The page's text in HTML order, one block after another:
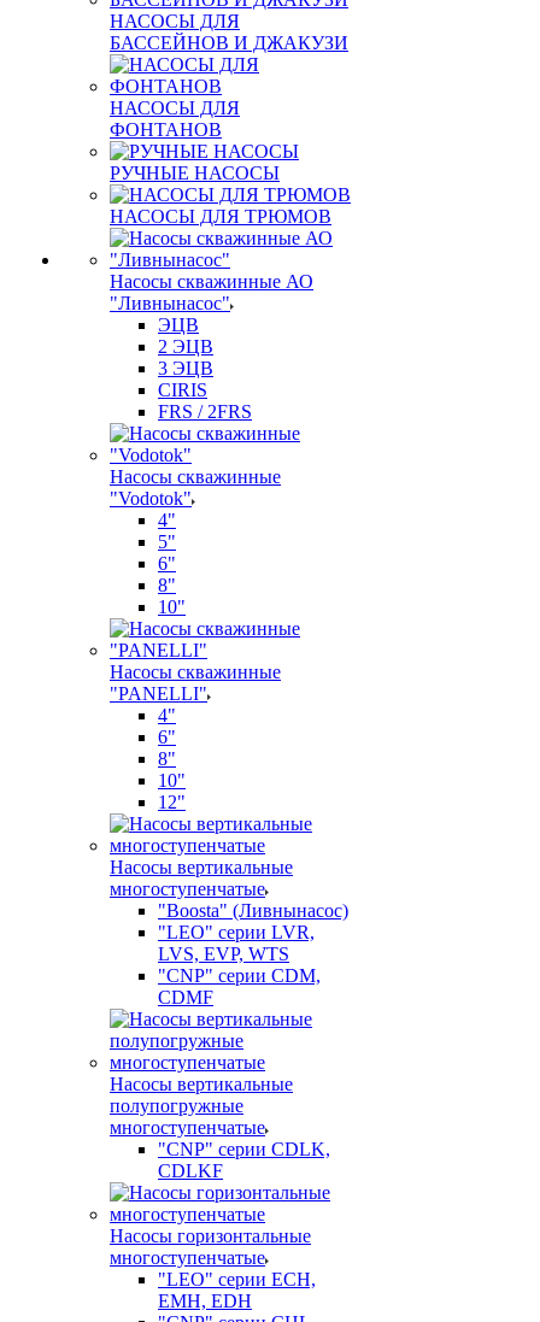
НАСОСЫ ДЛЯ
БАССЕЙНОВ И ДЖАКУЗИ
НАСОСЫ ДЛЯ
ФОНТАНОВ
РУЧНЫЕ НАСОСЫ
НАСОСЫ ДЛЯ ТРЮМОВ
Насосы скважинные АО
"Ливнынасос"
ЭЦВ
2 ЭЦВ
3 ЭЦВ
CIRIS
FRS / 2FRS
Насосы скважинные
"Vodotok"
4"
5"
6"
8"
10"
Насосы скважинные
"PANELLI"
4"
6"
8"
10"
12"
Насосы вертикальные
многоступенчатые
"Boosta" (Ливнынасос)
"LEO" серии LVR,
LVS, EVP, WTS
"CNP" серии CDM,
CDMF
Насосы вертикальные
полупогружные
многоступенчатые
"CNP" серии CDLK,
CDLKF
Насосы горизонтальные
многоступенчатые
"LEO" серии ECH,
EMH, EDH